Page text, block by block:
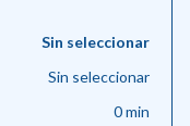
Sin seleccionar
Sin seleccionar
0min